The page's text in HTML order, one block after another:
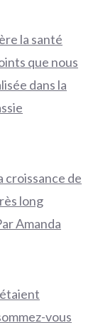
la santé
que nous
dans la
croissance de
long
Amanda
vous